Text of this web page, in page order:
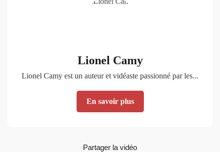
Lionel Camy
Lionel Camy est un auteur et vidéaste passionné par les...
En savoir plus
Partager la vidéo